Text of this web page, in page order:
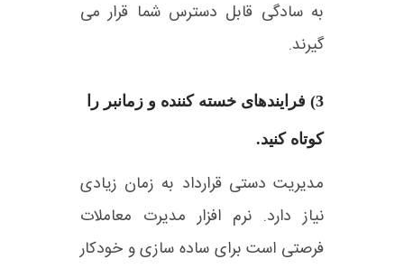
به سادگی قابل دسترس شما قرار می
گیرند.
3) فرایندهای خسته کننده و زمانبر را
کوتاه کنید.
مدیریت دستی قرارداد به زمان زیادی
نیاز دارد. نرم افزار مدیرت معاملات
فرصتی است برای ساده سازی و خودکار